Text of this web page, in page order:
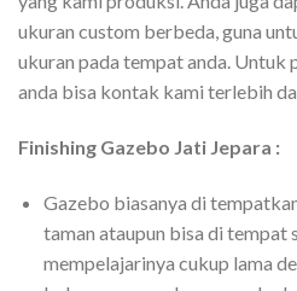
ukuran custom berbeda, guna
ukuran pada tempat anda. Untuk
anda bisa kontak kami terlebih
Finishing Gazebo Jati Jepara :
Gazebo biasanya di
taman ataupun bisa di tempat
mempelajarinya cukup lama